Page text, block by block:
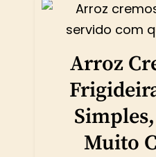
Arroz
Muito